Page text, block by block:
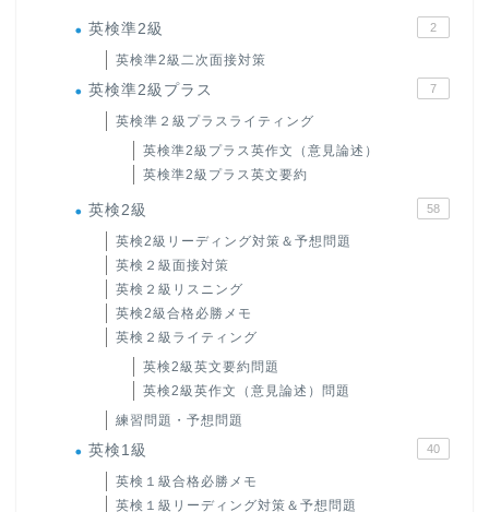
英検準2級 2
英検準2級二次面接対策
英検準2級プラス 7
英検準２級プラスライティング
英検準2級プラス英作文（意見論述）
英検準2級プラス英文要約
英検2級 58
英検2級リーディング対策＆予想問題
英検２級面接対策
英検２級リスニング
英検2級合格必勝メモ
英検２級ライティング
英検2級英文要約問題
英検2級英作文（意見論述）問題
練習問題・予想問題
英検1級 40
英検１級合格必勝メモ
英検１級リーディング対策＆予想問題